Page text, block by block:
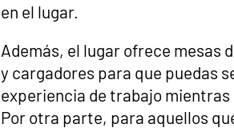
en el lugar.
Además, el lugar ofrece mesas
y cargadores para que puedas
experiencia de trabajo
Por otra parte, para aquellos